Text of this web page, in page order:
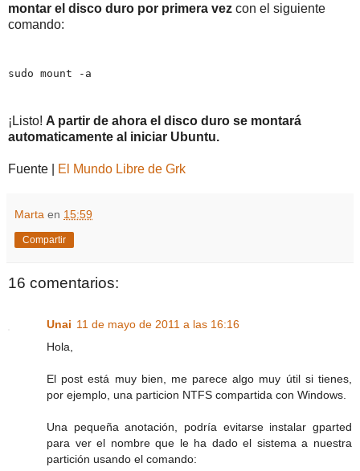
montar el disco duro por primera vez con el siguiente
comando:
sudo mount -a
¡Listo! A partir de ahora el disco duro se montará
automaticamente al iniciar Ubuntu.
Fuente | El Mundo Libre de Grk
Marta en 15:59
Compartir
16 comentarios:
Unai 11 de mayo de 2011 a las 16:16
Hola,
El post está muy bien, me parece algo muy útil si tienes,
por ejemplo, una particion NTFS compartida con Windows.
Una pequeña anotación, podría evitarse instalar gparted
para ver el nombre que le ha dado el sistema a nuestra
partición usando el comando: